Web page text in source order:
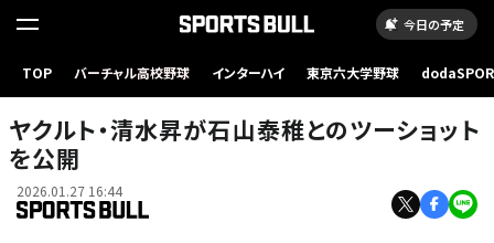
今日の予定
TOP バーチャル高校野球 インターハイ 東京六大学野球
ヤクルト・清水昇が石山泰稚とのツーショット
を公開
2026.01.27 16:44